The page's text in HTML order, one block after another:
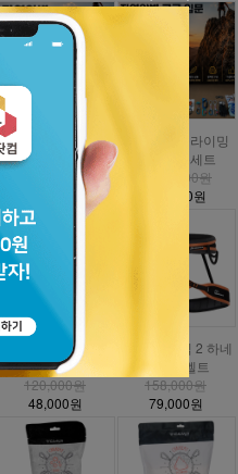
자연암벽 클라이밍
입문세트
1,009,000원
454,100원
자연암벽 클라이밍
고급 입문세트
1,476,000원
885,600원
캠프 에너지 주니어
하네스
120,000원
48,000원
DMM 매버릭 2 하네
스 안전벨트
158,000원
79,000원